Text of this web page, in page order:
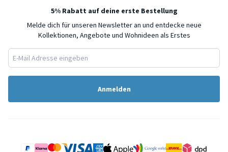
5% Rabatt auf deine erste Bestellung
Melde dich für unseren Newsletter an und entdecke neue
Kollektionen, Angebote und Wohnideen als Erstes
Anmelden